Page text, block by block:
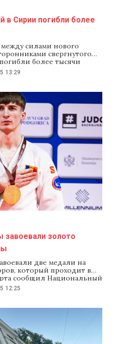
в Сирии погибли более
силами нового
свергнутого
более тысячи
марта сообщил
Сирийский
начались в прибрежных
которые являются
13:29
золото
две медали на
который проходит в
сообщил Национальный
Тырсынэ завоевал
60 кг. Он
Влад Митру выступал
12:25